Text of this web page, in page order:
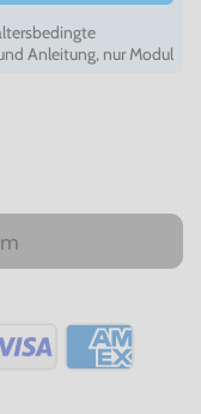
Anleitung, nur Modul